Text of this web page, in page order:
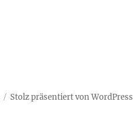
Stolz präsentiert von WordPress